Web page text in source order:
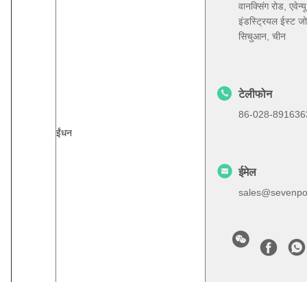
ईंधन
वानक्सिंग रोड,
इंडस्ट्रियल ईस्ट
सिचुआन, चीन
टेलीफोन
86-028-
ईमेल